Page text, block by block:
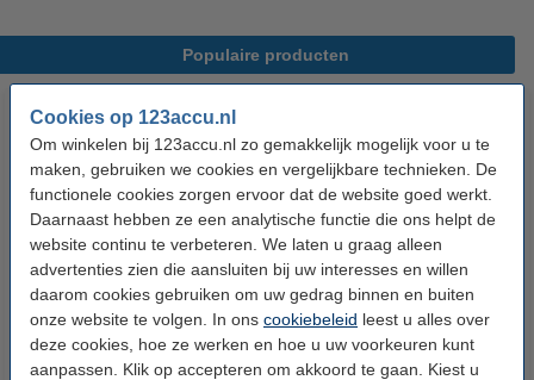
Cookies op 123accu.nl
Om winkelen bij 123accu.nl zo gemakkelijk mogelijk voor u te
maken, gebruiken we cookies en vergelijkbare technieken. De
functionele cookies zorgen ervoor dat de website goed werkt.
Daarnaast hebben ze een analytische functie die ons helpt de
website continu te verbeteren. We laten u graag alleen
advertenties zien die aansluiten bij uw interesses en willen
daarom cookies gebruiken om uw gedrag binnen en buiten
onze website te volgen. In ons cookiebeleid leest u alles over
deze cookies, hoe ze werken en hoe u uw voorkeuren kunt
aanpassen. Klik op accepteren om akkoord te gaan. Kiest u
Populaire producten
123accu Xtreme Power AAA /
MN2400 / LR03 alkaline batterij
€ 14,50 € 13,05
Inclusief 21%
123accu Xtreme Power
knoopcellen multipack
€ 5,95 € 5,36 Inclusief 21% BTW